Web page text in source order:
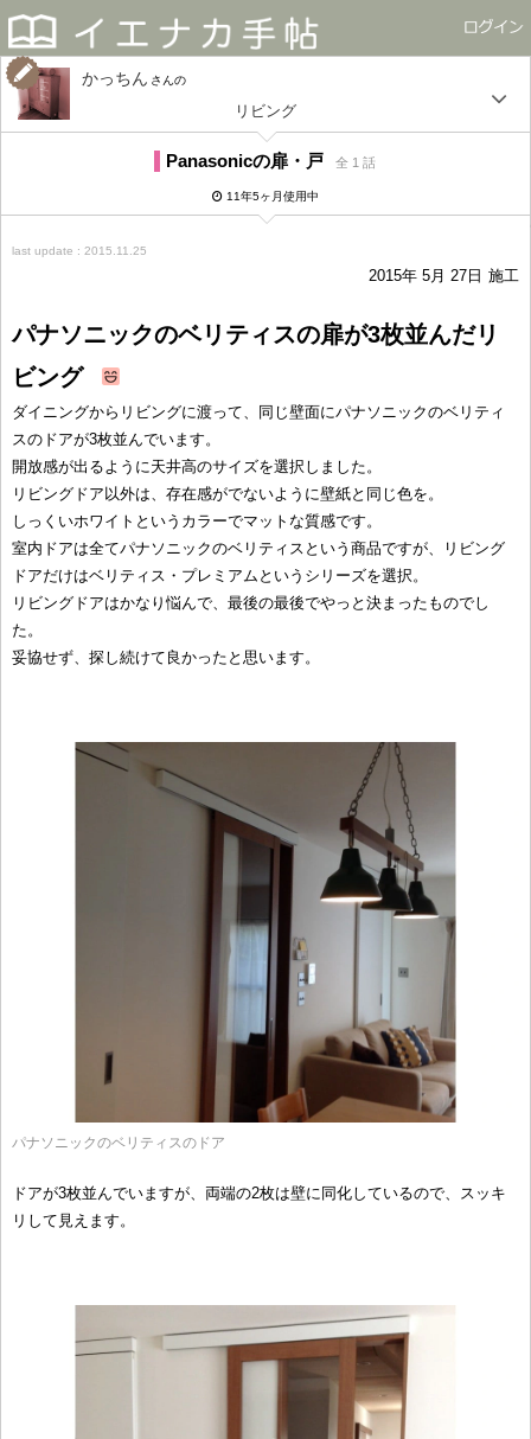
かっちん さん
リビング
Panasonicの扉・戸 全 1 話
11年5ヶ月使用中
last update : 2015.11.25
2015年 5月 27日 施工
パナソニックのベリティスの扉が3枚並んだリ
ビング
ダイニングからリビングに渡って、同じ壁面にパナソニックのベリティ
スのドアが3枚並んでいます。
開放感が出るように天井高のサイズを選択しました。
リビングドア以外は、存在感がでないように壁紙と同じ色を。
しっくいホワイトというカラーでマットな質感です。
室内ドアは全てパナソニックのベリティスという商品ですが、リビング
ドアだけはベリティス・プレミアムというシリーズを選択。
リビングドアはかなり悩んで、最後の最後でやっと決まったものでし
た。
妥協せず、探し続けて良かったと思います。
パナソニックのベリティスのドア
ドアが3枚並んでいますが、両端の2枚は壁に同化しているので、スッキ
リして見えます。